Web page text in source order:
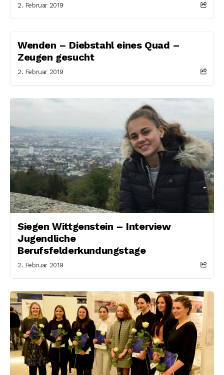
2. Februar 2019
Wenden – Diebstahl eines Quad –
Zeugen gesucht
2. Februar 2019
Siegen Wittgenstein – Interview
Jugendliche
Berufsfelderkundungstage
2. Februar 2019